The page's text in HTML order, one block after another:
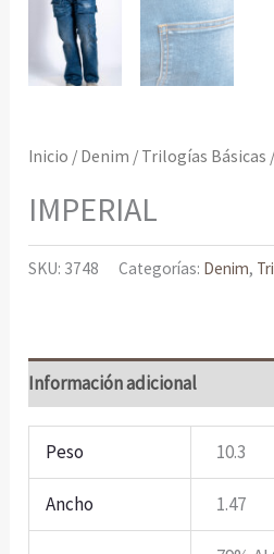
Inicio / Denim / Trilogías Básicas
IMPERIAL
SKU: 3748 Categorías: Denim,
Información adicional
Peso 10.3
Ancho 1.47